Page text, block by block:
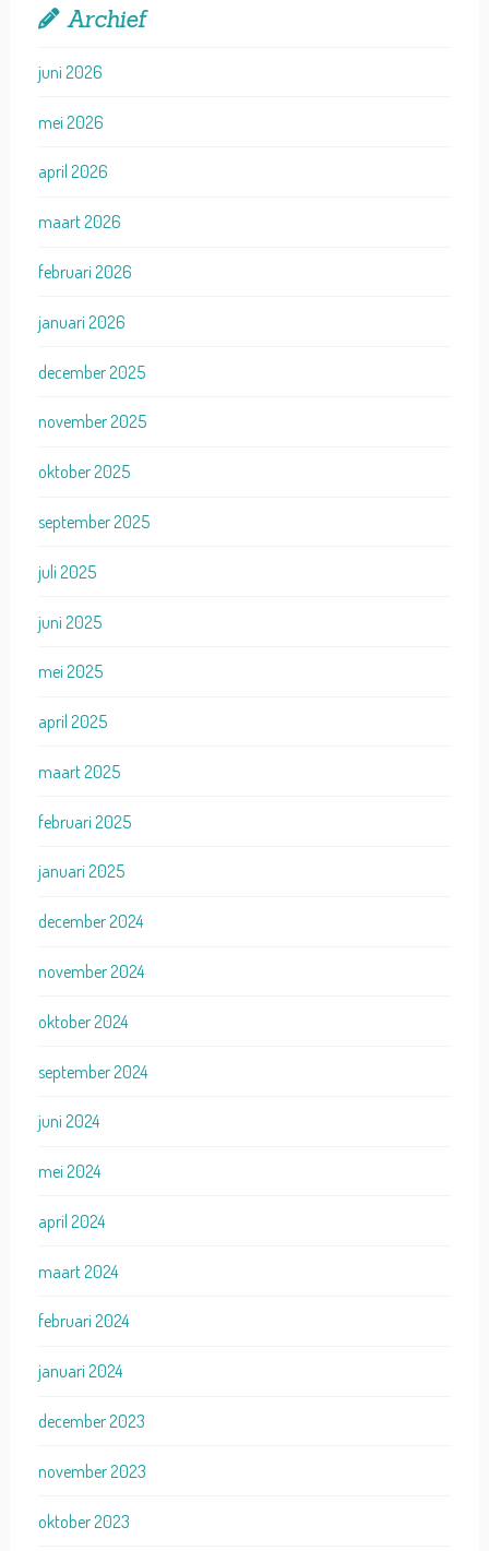
Archief
juni 2026
mei 2026
april 2026
maart 2026
februari 2026
januari 2026
december 2025
november 2025
oktober 2025
september 2025
juli 2025
juni 2025
mei 2025
april 2025
maart 2025
februari 2025
januari 2025
december 2024
november 2024
oktober 2024
september 2024
juni 2024
mei 2024
april 2024
maart 2024
februari 2024
januari 2024
december 2023
november 2023
oktober 2023